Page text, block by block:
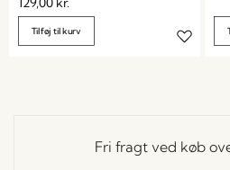
Tilføj til kurv
Fri fragt ved køb